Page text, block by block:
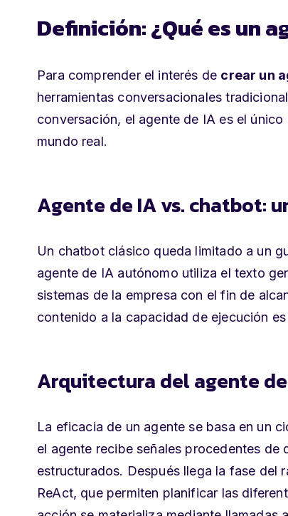
Definición: ¿Qué es un
Para comprender el interés de crear un
herramientas conversacionales
conversación, el agente de IA es el
mundo real.
Agente de IA vs. chatbot:
Un chatbot clásico queda limitado a un
agente de IA autónomo utiliza el texto
sistemas de la empresa con el fin de
contenido a la capacidad de ejecución
Arquitectura del agente
La eficacia de un agente se basa en un
el agente recibe señales procedentes
estructurados. Después llega la fase del
ReAct, que permiten planificar las